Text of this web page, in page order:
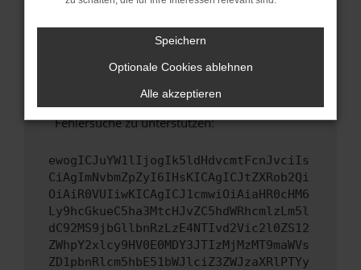
unterstützt werden.
Wende dich an den Webseitenbetreiber.
Wenn du alle oben genannten Schritte versucht
hast, kontaktiere uns bitte. Wir werden
versuchen, das Problem zu beheben. Du kannst
uns diesen Text schicken, um uns bei der
Fehlersuche zu unterstützen:
ewogICJuYW1lIjogIk5ldHdvcmtFcnJvciIs
CiAgImNvbmZpZyI6IHsKICAgICJtZXRob2Qi
OiAiR0VUIiwKICAgICJ1cmwiOiAiaHR0cHM6
Ly9hcGkueC5ha3MtcHJvZC5hdWRhcmlzLm5l
dC92MS9jbGllbnRzLzE4NTIvd2Vic2l0ZS12
ZWhpY2xlcy9HV0E0MDY3JTIzMjMzMT9maWVs
ZD1pbnRlcm5hbE51bWJlciZ3ZWJzaXRlPTYy
Speichern
Optionale Cookies ablehnen
Alle akzeptieren